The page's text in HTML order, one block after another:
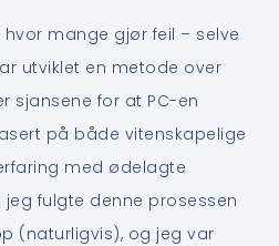
mange gjør feil – selve
utviklet en metode over
sjansene for at PC-en
på både vitenskapelige
med ødelagte
fulgte denne prosessen
(naturligvis), og jeg var